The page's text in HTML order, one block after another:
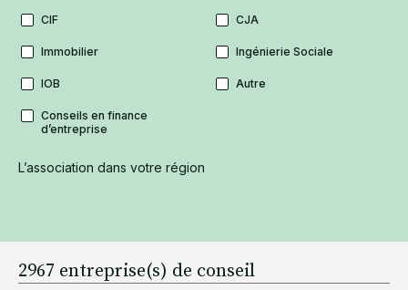
CIF CJA
Immobilier Ingénierie Sociale
IOB Autre
Conseils en finance
d’entreprise
L’association dans votre région
2967 entreprise(s) de conseil